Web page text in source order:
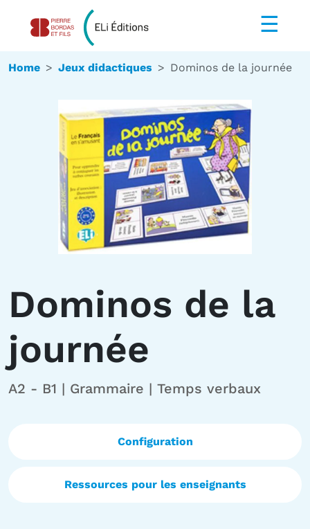
☰
Home Jeux didactiques Dominos de la journée
Dominos de la
journée
A2 - B1 | Grammaire | Temps verbaux
Configuration
Ressources pour les enseignants